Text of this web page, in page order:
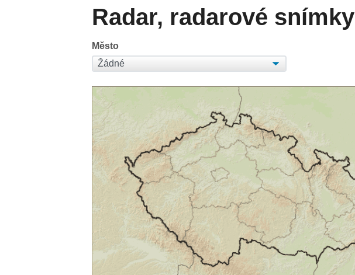
Radar, radarové snímky
Město